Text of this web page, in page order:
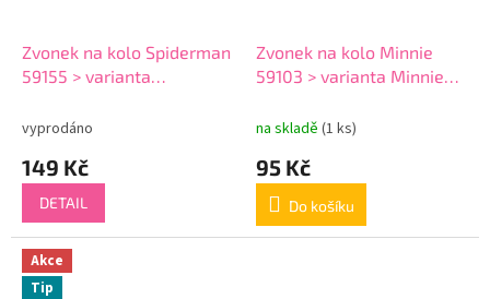
Zvonek na kolo Spiderman
59155 > varianta
vyprodáno
149 Kč
DETAIL
Zvonek na kolo Minnie
59103 > varianta Minnie
na skladě (1 ks)
95 Kč
Do košíku
Akce
Tip